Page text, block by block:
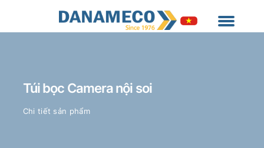
Túi bọc Camera nội soi
Chi tiết sản phẩm